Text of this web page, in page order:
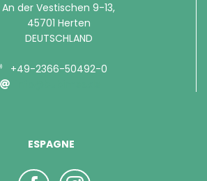
An der Vestischen 9-13,
45701 Herten
DEUTSCHLAND
+49-2366-50492-0
ESPAGNE